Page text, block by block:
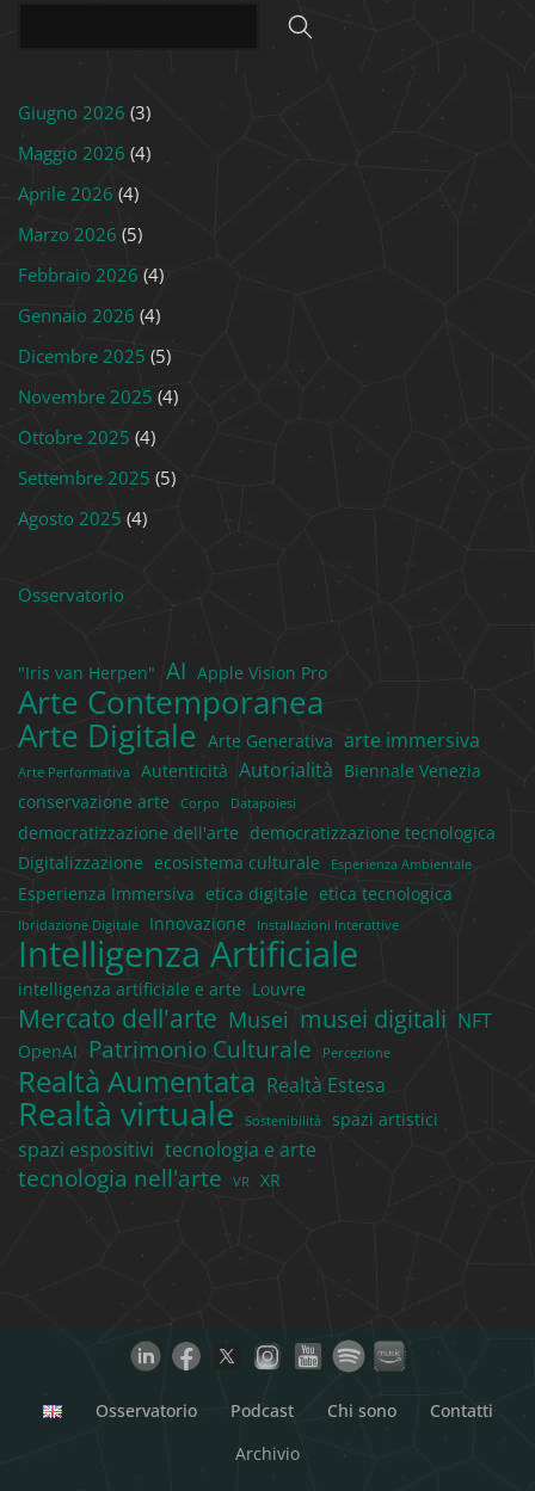
Giugno 2026 (3)
Maggio 2026 (4)
Aprile 2026 (4)
Marzo 2026 (5)
Febbraio 2026 (4)
Gennaio 2026 (4)
Dicembre 2025 (5)
Novembre 2025 (4)
Ottobre 2025 (4)
Settembre 2025 (5)
Agosto 2025 (4)
Osservatorio
"Iris van Herpen" AI Apple Vision Pro
Arte Contemporanea
Arte Digitale Arte Generativa arte immersiva
Arte Performativa Autenticità Autorialità Biennale Venezia
conservazione arte
Corpo Datapoiesi
democratizzazione dell'arte democratizzazione tecnologica
Digitalizzazione ecosistema culturale Esperienza Ambientale
Esperienza Immersiva etica digitale etica tecnologica
Ibridazione Digitale Innovazione Installazioni Interattive
Intelligenza Artificiale
intelligenza artificiale e arte Louvre
Mercato dell'arte Musei musei digitali NFT
OpenAI Patrimonio Culturale Percezione
Realtà Aumentata Realtà Estesa
Realtà virtuale Sostenibilità spazi artistici
spazi espositivi tecnologia e arte
tecnologia nell'arte VR XR
Osservatorio Podcast Chi sono
Contatti
Archivio